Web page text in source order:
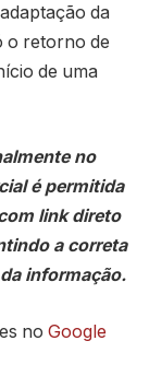
da
o retorno de
de uma
no
é permitida
link direto
a correta
informação.
no Google